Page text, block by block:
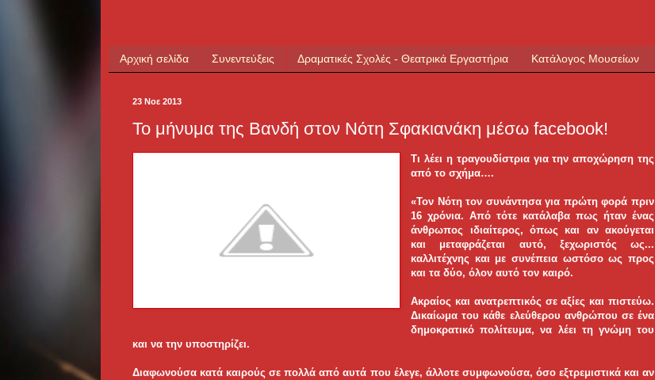
Αρχική σελίδα Συνεντεύξεις Δραματικές Σχολές - Θεατρικά Εργαστήρια Κατάλογος Μουσείων
23 Νοε 2013
To μήνυμα της Βανδή στον Νότη Σφακιανάκη μέσω facebook!
Tι λέει η τραγουδίστρια για την αποχώρηση της
από το σχήμα….
«Τον Νότη τον συνάντησα για πρώτη φορά πριν
16 χρόνια. Από τότε κατάλαβα πως ήταν ένας
άνθρωπος ιδιαίτερος, όπως και αν ακούγεται
και μεταφράζεται αυτό, ξεχωριστός ως...
καλλιτέχνης και με συνέπεια ωστόσο ως προς
και τα δύο, όλον αυτό τον καιρό.
Ακραίος και ανατρεπτικός σε αξίες και πιστεύω.
Δικαίωμα του κάθε ελεύθερου ανθρώπου σε ένα
δημοκρατικό πολίτευμα, να λέει τη γνώμη του
και να την υποστηρίζει.
Διαφωνούσα κατά καιρούς σε πολλά από αυτά που έλεγε, άλλοτε συμφωνούσα, όσο εξτρεμιστικά και αν